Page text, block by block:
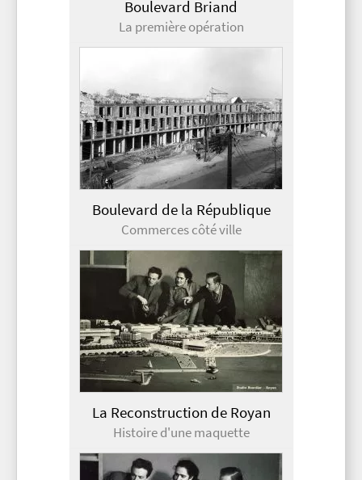
Boulevard Briand
La première opération
Boulevard de la République
Commerces côté ville
La Reconstruction de Royan
Histoire d'une maquette